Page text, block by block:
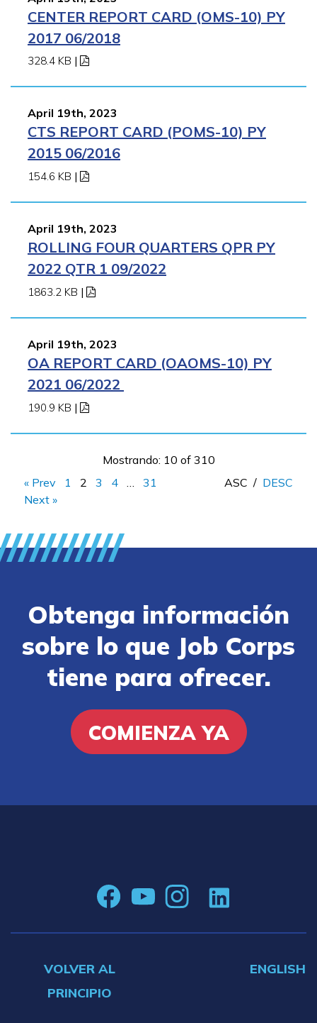
CENTER REPORT CARD (OMS-10) PY
2017 06/2018
328.4 KB |
April 19th, 2023
CTS REPORT CARD (POMS-10) PY
2015 06/2016
154.6 KB |
April 19th, 2023
ROLLING FOUR QUARTERS QPR PY
2022 QTR 1 09/2022
1863.2 KB |
April 19th, 2023
OA REPORT CARD (OAOMS-10) PY
2021 06/2022
190.9 KB |
Mostrando: 10 of 310
« Prev
1 2 3 4
31
Next »
ASC / DESC
Obtenga información
sobre lo que Job Corps
tiene para ofrecer.
COMIENZA YA
VOLVER AL
PRINCIPIO
ENGLISH